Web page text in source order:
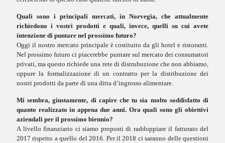
Quali sono i principali mercati, in Norvegia, che attualmente
richiedono i vostri prodotti e quali, invece, quelli su cui avete
intenzione di puntare nel prossimo futuro?
Oggi il nostro mercato principale è costituito da gli hotel e ristoranti.
Nel prossimo futuro ci piacerebbe puntare sul mercato dei consumatori
privati, ma questo richiede una rete di distrubuzione che non abbiamo,
oppure la formalizzazione di un contratto per la distribuzione dei
nostri prodotti da parte di una ditta d’ingrosso alimentare.
Mi sembra, giustamente, di capire che tu sia molto soddisfatto di
quanto realizzato in appena due anni. Ora quali sono gli obiettivi
aziendali per il prossimo biennio?
A livello finanziario ci siamo proposti di raddoppiare il fatturato del
2017 rispetto a quello del 2016. Per il 2018 ci saranno delle questioni